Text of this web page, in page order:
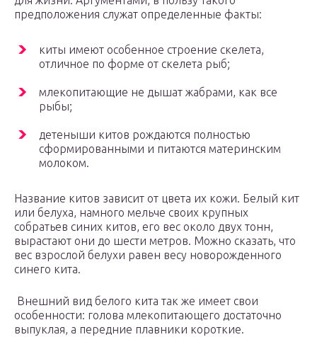
предположения служат определенные факты:
киты имеют особенное строение скелета,
отличное по форме от скелета рыб;
млекопитающие не дышат жабрами, как все
рыбы;
детеныши китов рождаются полностью
сформированными и питаются материнским
молоком.
Название китов зависит от цвета их кожи. Белый кит
или белуха, намного мельче своих крупных
собратьев синих китов, его вес около двух тонн,
вырастают они до шести метров. Можно сказать, что
вес взрослой белухи равен весу новорожденного
синего кита.
Внешний вид белого кита так же имеет свои
особенности: голова млекопитающего достаточно
выпуклая, а передние плавники короткие.